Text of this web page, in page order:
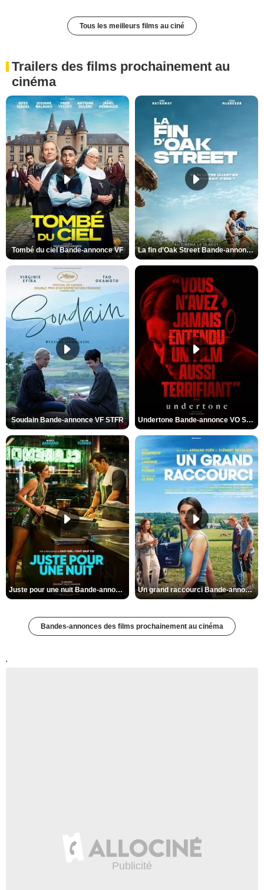
Tous les meilleurs films au ciné
Trailers des films prochainement au
cinéma
Tombé du ciel Bande-annonce VF La fin d’Oak Street Bande-annonce VO STFR
Soudain Bande-annonce VF STFR Undertone Bande-annonce VO STFR
Juste pour une nuit Bande-annonce VO STFR Un grand raccourci Bande-annonce VF
Bandes-annonces des films prochainement au cinéma
'